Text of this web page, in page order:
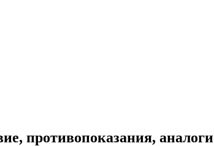
противопоказания, аналоги